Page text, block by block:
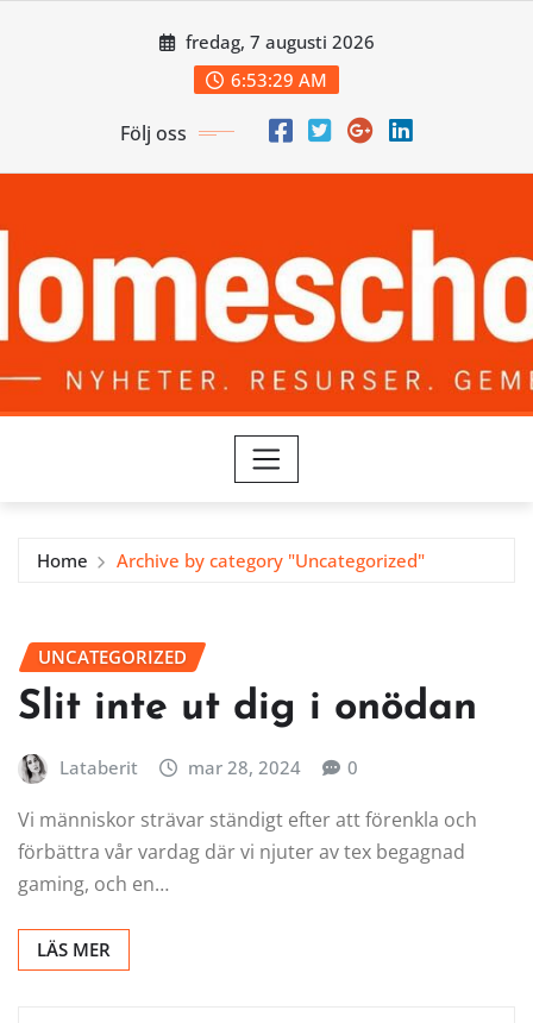
fredag, 7 augusti 2026
6:53:30 AM
Följ oss
Home Archive by category "Uncategorized"
UNCATEGORIZED
Slit inte ut dig i onödan
Lataberit mar 28, 2024 0
Vi människor strävar ständigt efter att förenkla och
förbättra vår vardag där vi njuter av tex begagnad
gaming, och en…
LÄS MER